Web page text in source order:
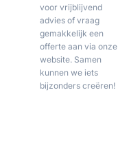
voor vrijblijvend
advies of vraag
gemakkelijk een
offerte aan via onze
website. Samen
kunnen we iets
bijzonders creëren!